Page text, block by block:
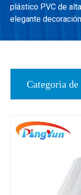
plástico PVC de
elegante
Categoria